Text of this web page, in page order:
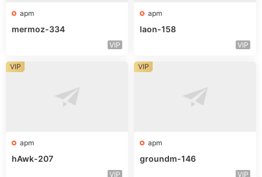
apm
mermoz-334
VIP
apm
laon-158
VIP
apm
hAwk-207
VIP
VIP
apm
groundm-146
VIP
VIP